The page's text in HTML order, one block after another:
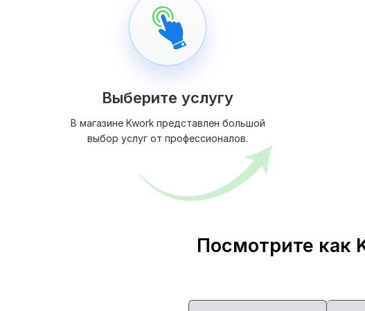
Выберите услугу
В магазине Kwork представлен большой
выбор услуг от профессионалов.
Посмотрите как